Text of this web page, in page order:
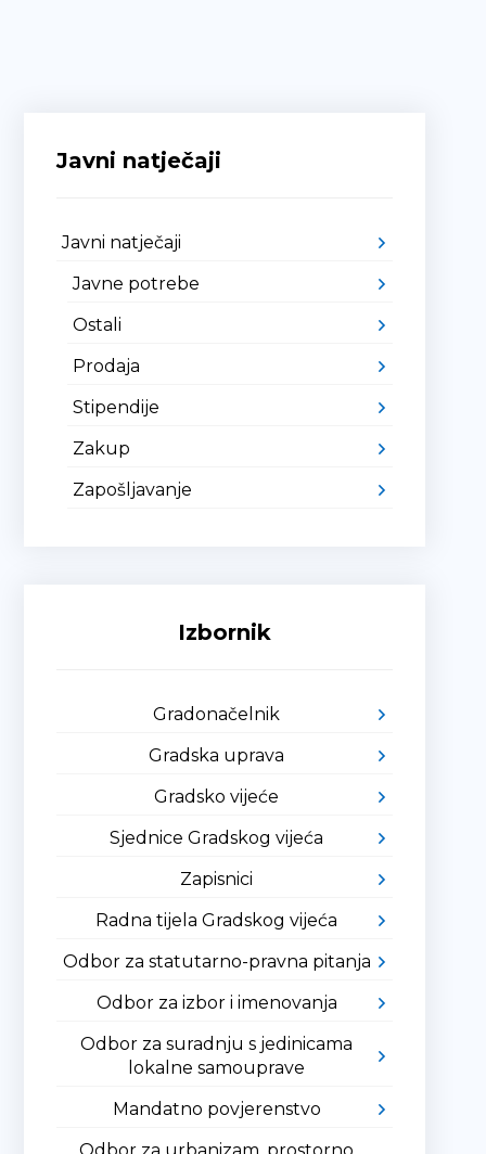
Javni natječaji
Javni natječaji
Javne potrebe
Ostali
Prodaja
Stipendije
Zakup
Zapošljavanje
Izbornik
Gradonačelnik
Gradska uprava
Gradsko vijeće
Sjednice Gradskog vijeća
Zapisnici
Radna tijela Gradskog vijeća
Odbor za statutarno-pravna pitanja
Odbor za izbor i imenovanja
Odbor za suradnju s jedinicama
lokalne samouprave
Mandatno povjerenstvo